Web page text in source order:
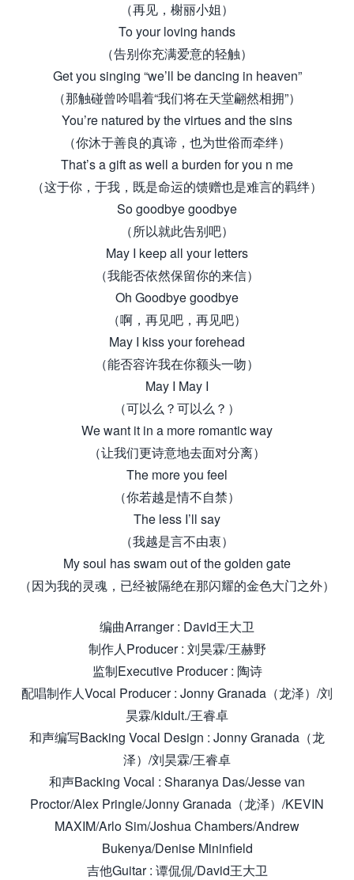
（再见，榭丽小姐）
To your loving hands
（告别你充满爱意的轻触）
Get you singing “we’ll be dancing in heaven”
（那触碰曾吟唱着“我们将在天堂翩然相拥”）
You’re natured by the virtues and the sins
（你沐于善良的真谛，也为世俗而牵绊）
That’s a gift as well a burden for you n me
（这于你，于我，既是命运的馈赠也是难言的羁绊）
So goodbye goodbye
（所以就此告别吧）
May I keep all your letters
（我能否依然保留你的来信）
Oh Goodbye goodbye
（啊，再见吧，再见吧）
May I kiss your forehead
（能否容许我在你额头一吻）
May I May I
（可以么？可以么？）
We want it in a more romantic way
（让我们更诗意地去面对分离）
The more you feel
（你若越是情不自禁）
The less I’ll say
（我越是言不由衷）
My soul has swam out of the golden gate
（因为我的灵魂，已经被隔绝在那闪耀的金色大门之外）
编曲Arranger : David王大卫
制作人Producer : 刘昊霖/王赫野
监制Executive Producer : 陶诗
配唱制作人Vocal Producer : Jonny Granada（龙泽）/刘
昊霖/kidult./王睿卓
和声编写Backing Vocal Design : Jonny Granada（龙
泽）/刘昊霖/王睿卓
和声Backing Vocal : Sharanya Das/Jesse van
Proctor/Alex Pringle/Jonny Granada（龙泽）/KEVIN
MAXIM/Arlo Sim/Joshua Chambers/Andrew
Bukenya/Denise Mininfield
吉他Guitar : 谭侃侃/David王大卫